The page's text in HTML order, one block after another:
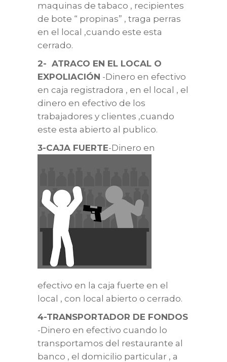
maquinas de tabaco , recipientes
de bote “ propinas” , traga perras
en el local ,cuando este esta
cerrado.
2- ATRACO EN EL LOCAL O
EXPOLIACIÓN -Dinero en efectivo
en caja registradora , en el local , el
dinero en efectivo de los
trabajadores y clientes ,cuando
este esta abierto al publico.
3-CAJA FUERTE-Dinero en
efectivo en la caja fuerte en el
local , con local abierto o cerrado.
4-TRANSPORTADOR DE FONDOS
-Dinero en efectivo cuando lo
transportamos del restaurante al
banco , el domicilio particular , a